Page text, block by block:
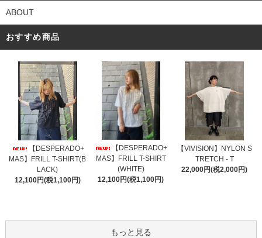
ABOUT
おすすめ商品
【DESPERADO+
MAS】FRILL T-SHIRT(B
LACK)
12,100円(税1,100円)
【DESPERADO+
MAS】FRILL T-SHIRT
(WHITE)
12,100円(税1,100円)
【VIVISION】NYLON S
TRETCH - T
22,000円(税2,000円)
もっと見る